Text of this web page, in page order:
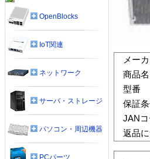
メー
商品名
型番
保証
JANコ
返品
OpenBlocks
IoT関連
ネットワーク
サーバ・ストレージ
パソコン・周辺機器
PCパーツ